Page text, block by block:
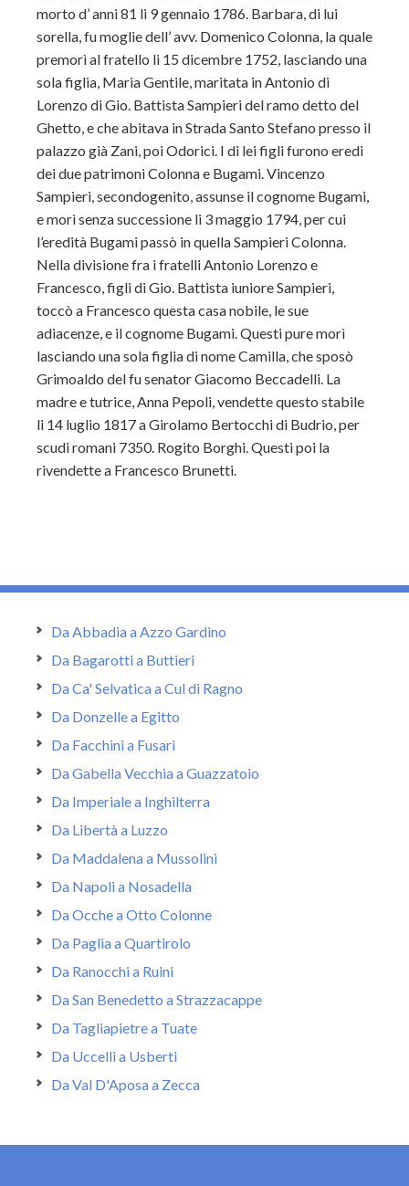
morto d’ anni 81 li 9 gennaio 1786. Barbara, di lui
sorella, fu moglie dell’ avv. Domenico Colonna, la quale
premorì al fratello li 15 dicembre 1752, lasciando una
sola figlia, Maria Gentile, maritata in Antonio di
Lorenzo di Gio. Battista Sampieri del ramo detto del
Ghetto, e che abitava in Strada Santo Stefano presso il
palazzo già Zani, poi Odorici. I di lei figli furono eredi
dei due patrimoni Colonna e Bugami. Vincenzo
Sampieri, secondogenito, assunse il cognome Bugami,
e morì senza successione li 3 maggio 1794, per cui
l’eredità Bugami passò in quella Sampieri Colonna.
Nella divisione fra i fratelli Antonio Lorenzo e
Francesco, figli di Gio. Battista iuniore Sampieri,
toccò a Francesco questa casa nobile, le sue
adiacenze, e il cognome Bugami. Questi pure morì
lasciando una sola figlia di nome Camilla, che sposò
Grimoaldo del fu senator Giacomo Beccadelli. La
madre e tutrice, Anna Pepoli, vendette questo stabile
li 14 luglio 1817 a Girolamo Bertocchi di Budrio, per
scudi romani 7350. Rogito Borghi. Questi poi la
rivendette a Francesco Brunetti.
Da Abbadia a Azzo Gardino
Da Bagarotti a Buttieri
Da Ca' Selvatica a Cul di Ragno
Da Donzelle a Egitto
Da Facchini a Fusari
Da Gabella Vecchia a Guazzatoio
Da Imperiale a Inghilterra
Da Libertà a Luzzo
Da Maddalena a Mussolini
Da Napoli a Nosadella
Da Ocche a Otto Colonne
Da Paglia a Quartirolo
Da Ranocchi a Ruini
Da San Benedetto a Strazzacappe
Da Tagliapietre a Tuate
Da Uccelli a Usberti
Da Val D'Aposa a Zecca